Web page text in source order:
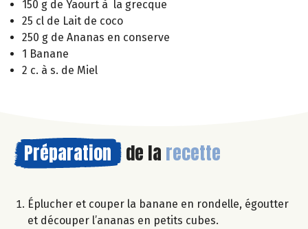
150 g de Yaourt à la grecque
25 cl de Lait de coco
250 g de Ananas en conserve
1 Banane
2 c. à s. de Miel
Préparation de la recette
Éplucher et couper la banane en rondelle, égoutter
et découper l’ananas en petits cubes.